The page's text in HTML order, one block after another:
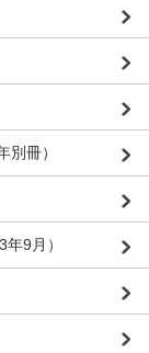
冊）
9月）